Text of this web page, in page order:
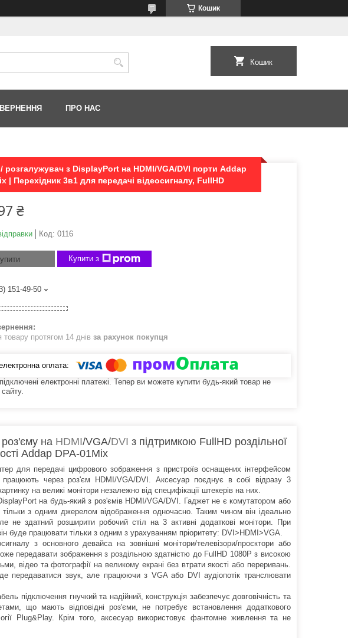
Кошик
Кошик
ПРО НАС
розгалужувач з DisplayPort на HDMI/VGA/DVI порти Addap
| Перехідник 3в1 для передачі відеосигналу, FullHD
₴
Код: 0116
Купити з
151-49-50
товару протягом 14 днів за рахунок покупця
електронні платежі. Тепер ви можете купити будь-який товар не
на HDMI/VGA/DVI з підтримкою FullHD роздільної
Addap DPA-01Mix
для передачі цифрового зображення з пристроїв оснащених інтерфейсом
через роз'єм HDMI/VGA/DVI. Аксесуар поєднує в собі відразу 3
на великі монітори незалежно від специфікації штекерів на них.
на будь-який з роз'ємів HDMI/VGA/DVI. Гаджет не є комутатором або
з одним джерелом відображення одночасно. Таким чином він ідеально
не здатний розширити робочий стіл на 3 активні додаткові монітори. При
буде працювати тільки з одним з урахуванням пріоритету: DVI>HDMI>VGA.
з основного девайса на зовнішні монітори/телевізори/проєктори або
передавати зображення з роздільною здатністю до FullHD 1080P з високою
відео та фотографії на великому екрані без втрати якості або переривань.
передаватися звук, але працюючи з VGA або DVI аудіопотік транслювати
підключення гнучкий та надійний, конструкція забезпечує довговічність та
що мають відповідні роз'єми, не потребує встановлення додаткового
Plug&Play. Крім того, аксесуар використовує фантомне живлення та не